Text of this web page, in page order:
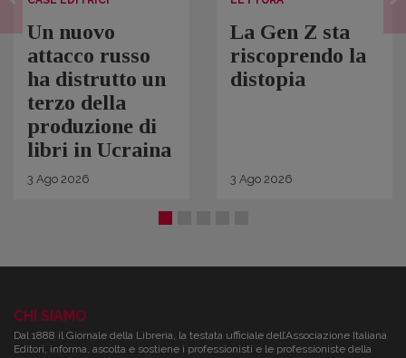
Un nuovo
attacco russo
ha distrutto un
terzo della
produzione di
libri in Ucraina
3 Ago 2026
La Gen Z sta
riscoprendo la
distopia
3 Ago 2026
CHI SIAMO
Dal 1888 il Giornale della Libreria, la testata ufficiale dell’Associazione Italiana
Editori, informa, ascolta e sostiene i professionisti e le professioniste della